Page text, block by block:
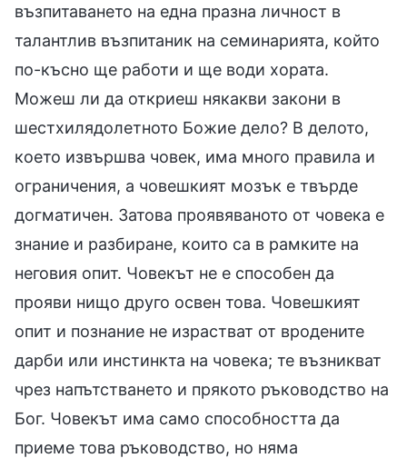
възпитаването на една празна личност в
талантлив възпитаник на семинарията, който
по-късно ще работи и ще води хората.
Можеш ли да откриеш някакви закони в
шестхилядолетното Божие дело? В делото,
което извършва човек, има много правила и
ограничения, а човешкият мозък е твърде
догматичен. Затова проявяваното от човека е
знание и разбиране, които са в рамките на
неговия опит. Човекът не е способен да
прояви нищо друго освен това. Човешкият
опит и познание не израстват от вродените
дарби или инстинкта на човека; те възникват
чрез напътстването и прякото ръководство на
Бог. Човекът има само способността да
приеме това ръководство, но няма